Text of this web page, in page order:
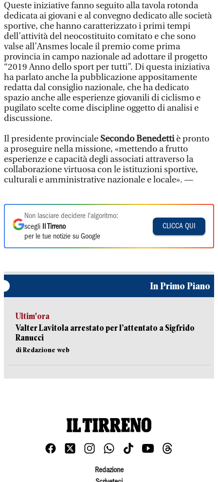
Queste iniziative fanno seguito alla tavola rotonda
dedicata ai giovani e al convegno dedicato alle società
sportive, che hanno caratterizzato i primi tempi
dell’attività del neocostituito comitato e che sono
valse all’Ansmes locale il premio come prima
provincia in campo nazionale ad adottare il progetto
“2019 Anno dello sport per tutti”. Di questa iniziativa
ha parlato anche la pubblicazione appositamente
redatta dal consiglio nazionale, che ha dedicato
spazio anche alle esperienze giovanili di ciclismo e
pugilato scelte come discipline oggetto di analisi e
discussione.
Il presidente provinciale Secondo Benedettiè pronto
a proseguire nella missione, «mettendo a frutto
esperienze e capacità degli associati attraverso la
collaborazione virtuosa con le istituzioni sportive,
culturali e amministrative nazionale e locale». —
Non lasciare decidere l'algoritmo:
scegli
Il Tirreno
per le tue notizie su Google
CLICCA QUI
In Primo Piano
Ultim'ora
Valter Lavitola arrestato per l’attentato a Sigfrido
Ranucci
di Redazione web
Redazione